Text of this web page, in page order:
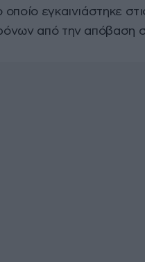
εγκαινιάστηκε
από την απόβαση